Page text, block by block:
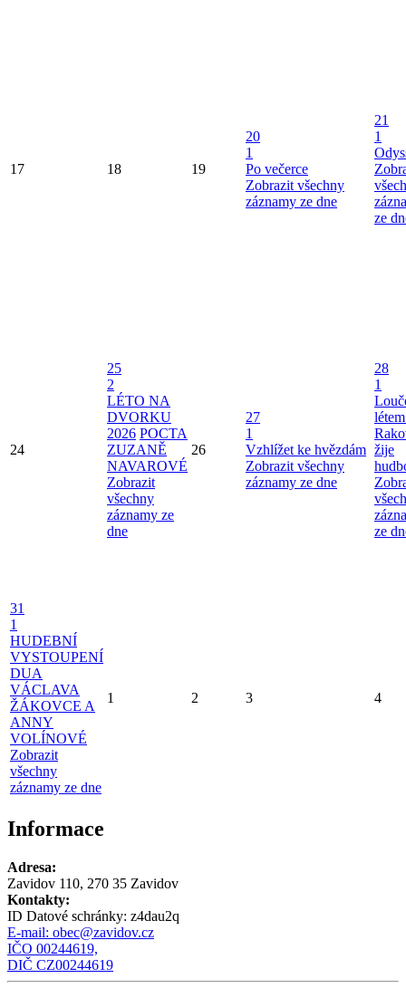
17 18 19
20
1
Po večerce
Zobrazit všechny
záznamy ze dne
21
1
ze
24
25
2
LÉTO NA
DVORKU
2026 POCTA
ZUZANĚ
NAVAROVÉ
Zobrazit
všechny
záznamy ze
dne
26
27
1
Vzhlížet ke hvězdám
Zobrazit všechny
záznamy ze dne
28
1
žije
ze
31
1
HUDEBNÍ
VYSTOUPENÍ
DUA
VÁCLAVA
ŽÁKOVCE A
ANNY
VOLÍNOVÉ
Zobrazit
všechny
záznamy ze dne
1 2 3 4
Informace
Adresa:
Zavidov 110, 270 35 Zavidov
Kontakty:
ID Datové schránky: z4dau2q
E-mail: obec@zavidov.cz
IČO 00244619,
DIČ CZ00244619